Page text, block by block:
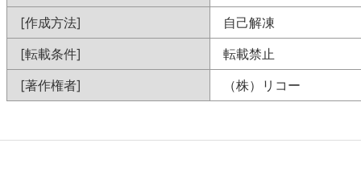
[作成方法]
自己解凍
[転載条件]
転載禁止
[著作権者]
（株）リコー